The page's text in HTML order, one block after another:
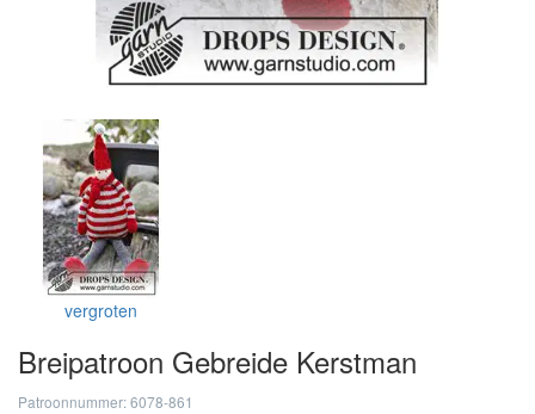
vergroten
Breipatroon Gebreide Kerstman
Patroonnummer: 6078-861